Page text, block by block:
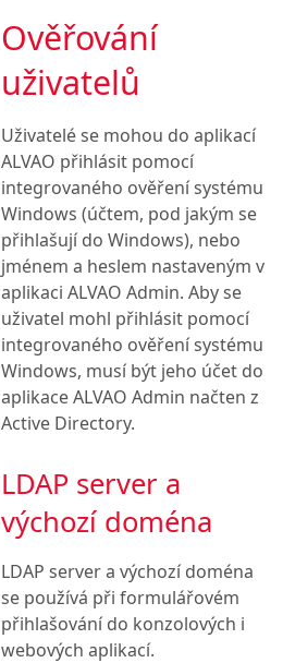
Ověřování
uživatelů
Uživatelé se mohou do aplikací
ALVAO přihlásit pomocí
integrovaného ověření systému
Windows (účtem, pod jakým se
přihlašují do Windows), nebo
jménem a heslem nastaveným v
aplikaci ALVAO Admin. Aby se
uživatel mohl přihlásit pomocí
integrovaného ověření systému
Windows, musí být jeho účet do
aplikace ALVAO Admin načten z
Active Directory.
LDAP server a
výchozí doména
LDAP server a výchozí doména
se používá při formulářovém
přihlašování do konzolových i
webových aplikací.